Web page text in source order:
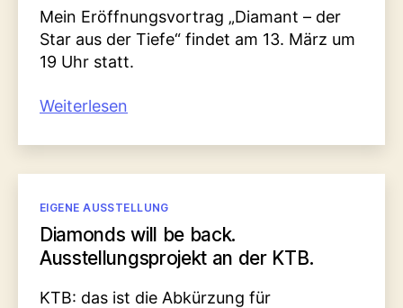
Mein Eröffnungsvortrag „Diamant – der
Star aus der Tiefe“ findet am 13. März um
19 Uhr statt.
Weiterlesen
Oberpfalz“
Kategorien
EIGENE AUSSTELLUNG
Diamonds will be back.
Ausstellungsprojekt an der KTB.
KTB: das ist die Abkürzung für